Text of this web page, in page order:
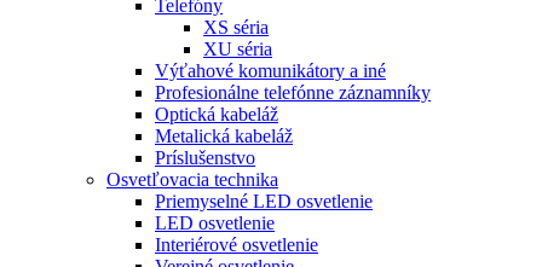
Telefóny
XS séria
XU séria
Výťahové komunikátory a iné
Profesionálne telefónne záznamníky
Optická kabeláž
Metalická kabeláž
Príslušenstvo
Osvetľovacia technika
Priemyselné LED osvetlenie
LED osvetlenie
Interiérové osvetlenie